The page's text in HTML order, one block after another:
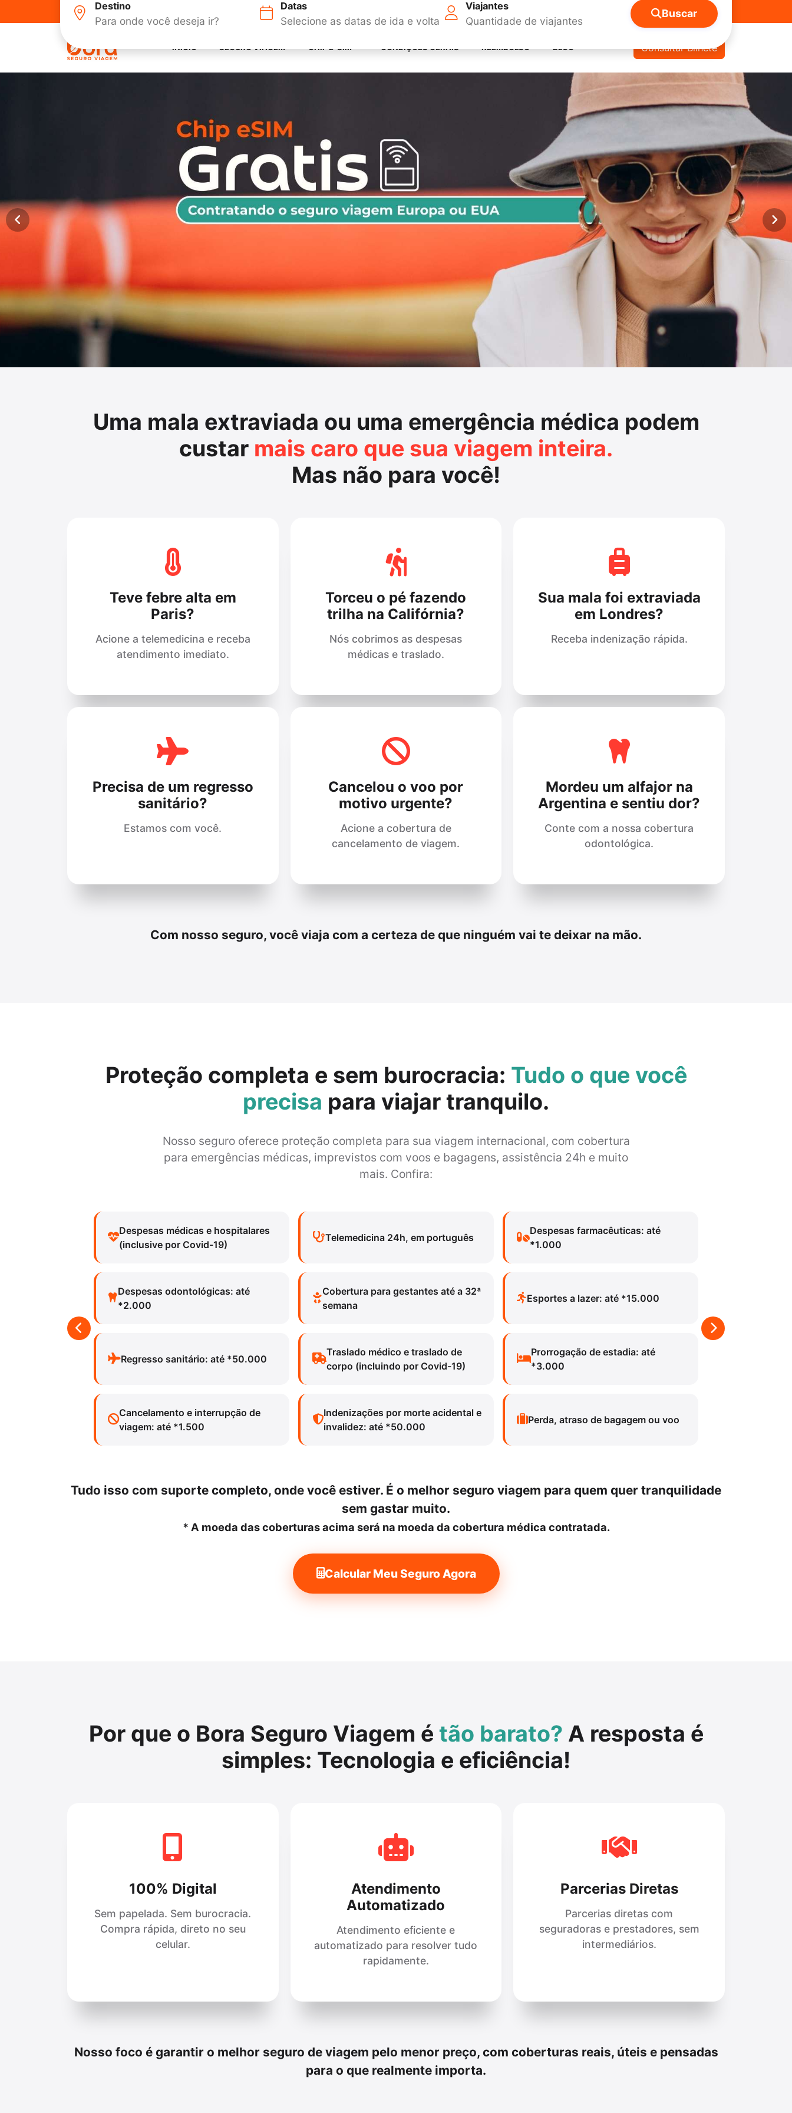
(41) 2109 - 6752 | contato@boraseguroviagem.com.br
Bora Seguro Viagem
INÍCIO SEGURO VIAGEM CHIP E-SIM CONDIÇÕES GERAIS REEMBOLSO BLOG Consultar Bilhete
Destino Datas Viajantes
Buscar
Uma mala extraviada ou uma emergência médica podem
custar mais caro que sua viagem inteira.
Mas não para você!
Teve febre alta em
Paris?
Acione a telemedicina e receba
atendimento imediato.
Torceu o pé fazendo
trilha na Califórnia?
Nós cobrimos as despesas
médicas e traslado.
Sua mala foi extraviada
em Londres?
Receba indenização rápida.
Precisa de um regresso
sanitário?
Estamos com você.
Cancelou o voo por
motivo urgente?
Acione a cobertura de
cancelamento de viagem.
Mordeu um alfajor na
Argentina e sentiu dor?
Conte com a nossa cobertura
odontológica.
Com nosso seguro, você viaja com a certeza de que ninguém vai te deixar na mão.
Proteção completa e sem burocracia: Tudo o que você
precisa para viajar tranquilo.
Nosso seguro oferece proteção completa para sua viagem internacional, com cobertura
para emergências médicas, imprevistos com voos e bagagens, assistência 24h e muito
mais. Confira:
Despesas médicas e hospitalares
(inclusive por Covid-19)
Telemedicina 24h, em português
Despesas farmacêuticas: até
*1.000
Despesas odontológicas: até
*2.000
Cobertura para gestantes até a 32ª
semana
Esportes a lazer: até *15.000
Regresso sanitário: até *50.000
Traslado médico e traslado de
corpo (incluindo por Covid-19)
Prorrogação de estadia: até
*3.000
Cancelamento e interrupção de
viagem: até *1.500
Indenizações por morte acidental e
invalidez: até *50.000
Perda, atraso de bagagem ou voo
Tudo isso com suporte completo, onde você estiver. É o melhor seguro viagem para quem quer tranquilidade
sem gastar muito.
* A moeda das coberturas acima será na moeda da cobertura médica contratada.
Calcular Meu Seguro Agora
Por que o Bora Seguro Viagem é tão barato? A resposta é
simples: Tecnologia e eficiência!
100% Digital
Sem papelada. Sem burocracia.
Compra rápida, direto no seu
celular.
Atendimento
Automatizado
Atendimento eficiente e
automatizado para resolver tudo
rapidamente.
Parcerias Diretas
Parcerias diretas com
seguradoras e prestadores, sem
intermediários.
Nosso foco é garantir o melhor seguro de viagem pelo menor preço, com coberturas reais, úteis e pensadas
para o que realmente importa.